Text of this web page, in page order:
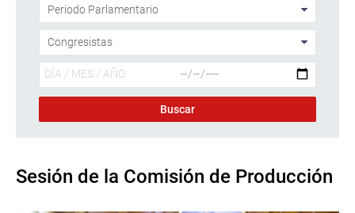
Sesión de la Comisión de Producción